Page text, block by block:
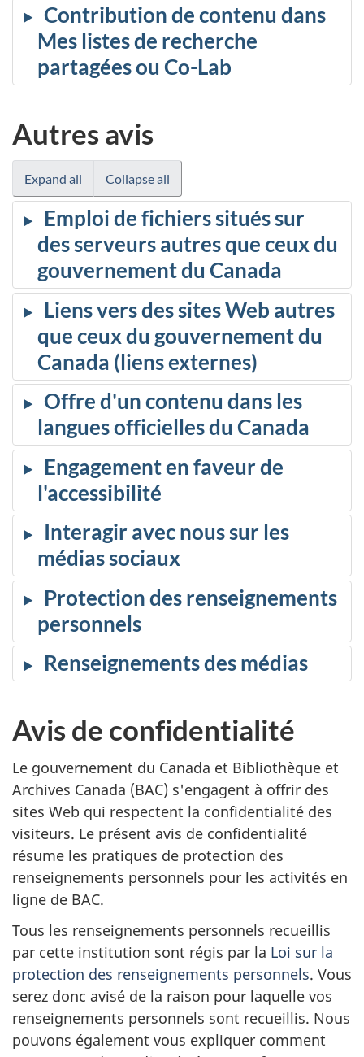
Contribution de contenu dans
Mes listes de recherche
partagées ou Co-Lab
Autres avis
Expand all Collapse all
Emploi de fichiers situés sur
des serveurs autres que ceux du
gouvernement du Canada
Liens vers des sites Web autres
que ceux du gouvernement du
Canada (liens externes)
Offre d'un contenu dans les
langues officielles du Canada
Engagement en faveur de
l'accessibilité
Interagir avec nous sur les
médias sociaux
Protection des renseignements
personnels
Renseignements des médias
Avis de confidentialité
Le gouvernement du Canada et Bibliothèque et
Archives Canada (BAC) s'engagent à offrir des
sites Web qui respectent la confidentialité des
visiteurs. Le présent avis de confidentialité
résume les pratiques de protection des
renseignements personnels pour les activités en
ligne de BAC.
Tous les renseignements personnels recueillis
par cette institution sont régis par la Loi sur la
protection des renseignements personnels. Vous
serez donc avisé de la raison pour laquelle vos
renseignements personnels sont recueillis. Nous
pouvons également vous expliquer comment